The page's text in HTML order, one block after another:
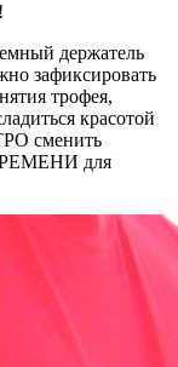
держатель
зафиксировать
трофея,
красотой
сменить
для